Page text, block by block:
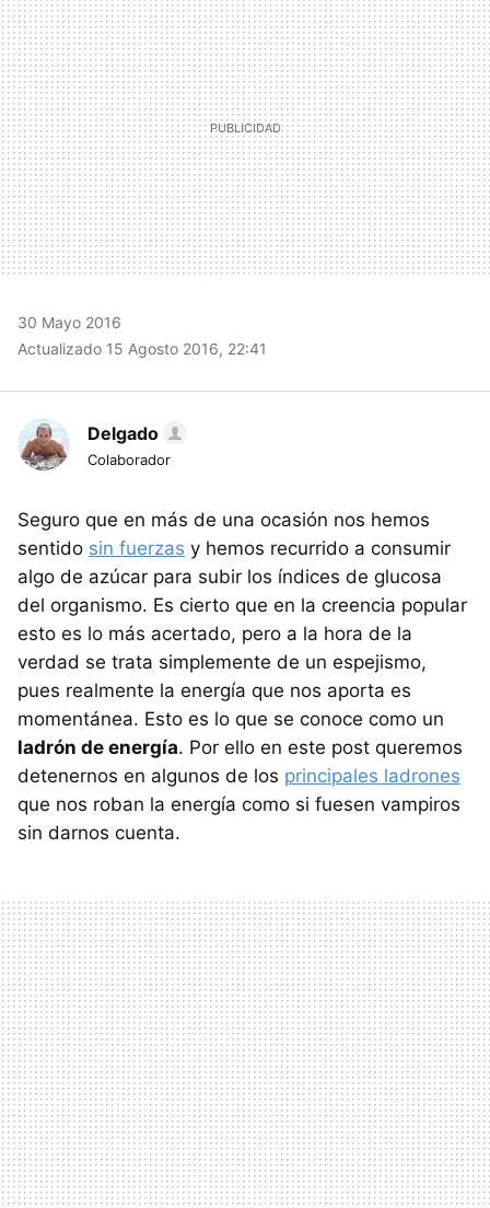
30 Mayo 2016
Actualizado 15 Agosto 2016, 22:41
Delgado
Colaborador
Seguro que en más de una ocasión nos hemos
sentido sin fuerzas y hemos recurrido a consumir
algo de azúcar para subir los índices de glucosa
del organismo. Es cierto que en la creencia popular
esto es lo más acertado, pero a la hora de la
verdad se trata simplemente de un espejismo,
pues realmente la energía que nos aporta es
momentánea. Esto es lo que se conoce como un
ladrón de energía. Por ello en este post queremos
detenernos en algunos de los principales ladrones
que nos roban la energía como si fuesen vampiros
sin darnos cuenta.